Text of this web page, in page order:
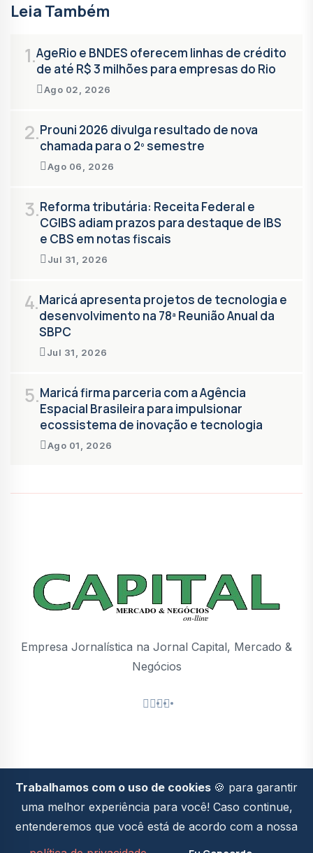
Leia Também
1.AgeRio e BNDES oferecem linhas de crédito
de até R$ 3 milhões para empresas do Rio
Ago 02, 2026
2.Prouni 2026 divulga resultado de nova
chamada para o 2º semestre
Ago 06, 2026
3.Reforma tributária: Receita Federal e
CGIBS adiam prazos para destaque de IBS
e CBS em notas fiscais
Jul 31, 2026
4.Maricá apresenta projetos de tecnologia e
desenvolvimento na 78ª Reunião Anual da
SBPC
Jul 31, 2026
5.Maricá firma parceria com a Agência
Espacial Brasileira para impulsionar
ecossistema de inovação e tecnologia
Ago 01, 2026
Empresa Jornalística na Jornal Capital, Mercado &
Negócios
Politica de
Privacidade
2026© Todos os direitos
reservados
Trabalhamos com o uso de cookies 🍪 para garantir
uma melhor experiência para você! Caso continue,
entenderemos que você está de acordo com a nossa